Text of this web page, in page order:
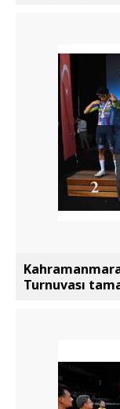
Turnuvası